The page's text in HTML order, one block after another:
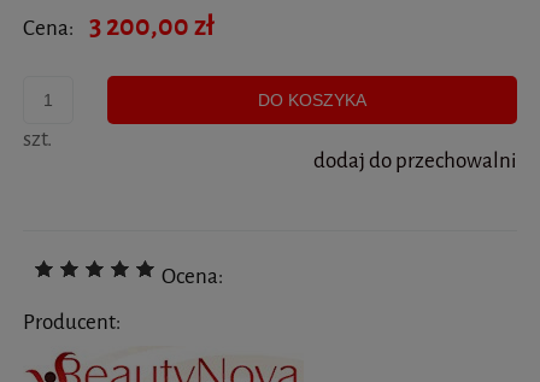
Cena:
3 200,00 zł
szt.
DO KOSZYKA
dodaj do przechowalni
Ocena:
Producent: